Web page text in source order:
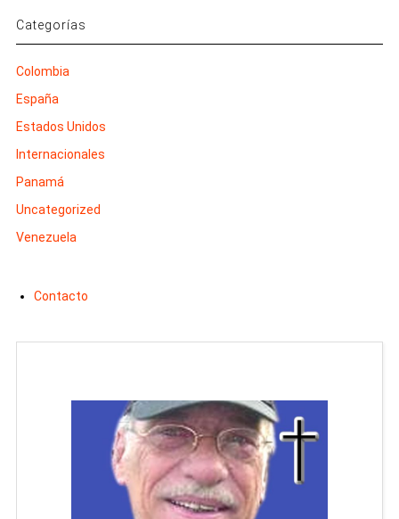
Categorías
Colombia
España
Estados Unidos
Internacionales
Panamá
Uncategorized
Venezuela
Contacto